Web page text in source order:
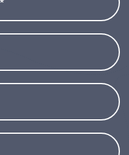
sich die Blätter
außerhalb der
Reiz.
hat eine breite,
Die Pflanze
gut durchlässige
leicht schattiger
ist,